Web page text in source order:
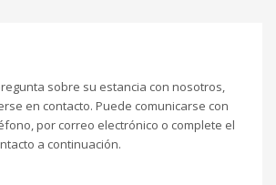
sobre su estancia con nosotros,
en contacto. Puede comunicarse con
por correo electrónico o complete el
a continuación.